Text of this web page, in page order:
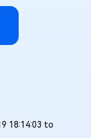
18:14:03 to